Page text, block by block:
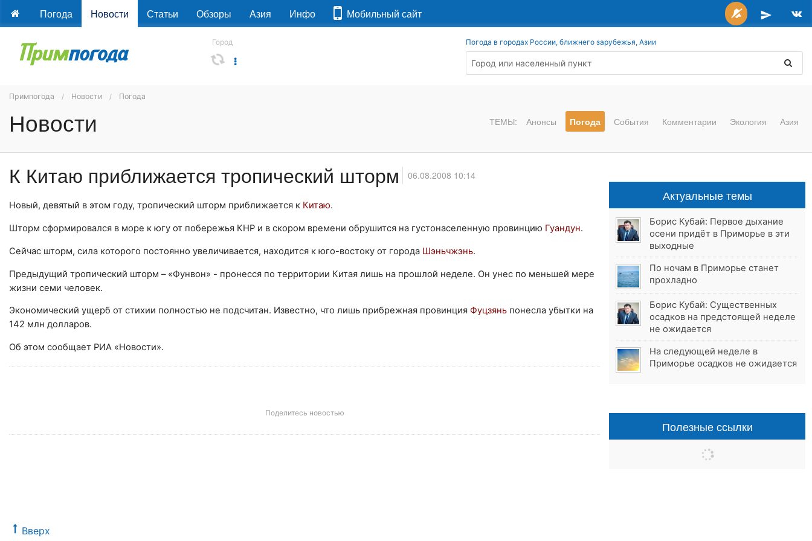
Погода Новости Статьи Обзоры Азия Инфо Мобильный сайт
Город Погода в городах России, ближнего зарубежья, Азии
Примпогода Новости Погода
Новости ТЕМЫ: Анонсы Погода События Комментарии Экология Азия
К Китаю приближается тропический шторм 06.08.2008 10:14
Новый, девятый в этом году, тропический шторм приближается к Китаю.
Шторм сформировался в море к югу от побережья КНР и в скором времени обрушится на густонаселенную провинцию Гуандун.
Сейчас шторм, сила которого постоянно увеличивается, находится к юго-востоку от города Шэньчжэнь.
Предыдущий тропический шторм – «Фунвон» - пронесся по территории Китая лишь на прошлой неделе. Он унес по меньшей мере
жизни семи человек.
Экономический ущерб от стихии полностью не подсчитан. Известно, что лишь прибрежная провинция Фуцзянь понесла убытки на
142 млн долларов.
Об этом сообщает РИА «Новости».
Поделитесь новостью
Вверх
Актуальные темы
Борис Кубай: Первое дыхание
осени придёт в Приморье в эти
выходные
По ночам в Приморье станет
прохладно
Борис Кубай: Существенных
осадков на предстоящей неделе
не ожидается
На следующей неделе в
Приморье осадков не ожидается
Полезные ссылки